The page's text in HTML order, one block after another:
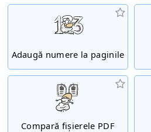
Adaugă numere la paginile
Compară fișierele PDF